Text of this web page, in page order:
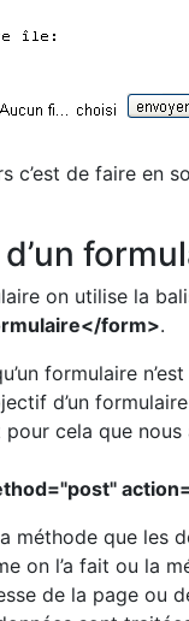
c’est de faire en
on utilise la
form>.
formulaire
d’un
pour cela que
méthode que les
on l’a fait ou la
de la page ou